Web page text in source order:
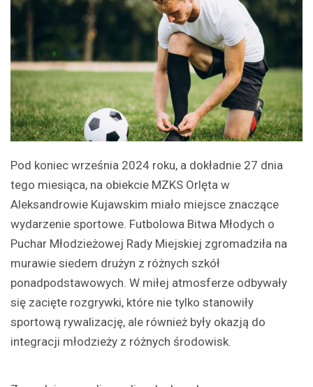
Pod koniec września 2024 roku, a dokładnie 27 dnia
tego miesiąca, na obiekcie MZKS Orlęta w
Aleksandrowie Kujawskim miało miejsce znaczące
wydarzenie sportowe. Futbolowa Bitwa Młodych o
Puchar Młodzieżowej Rady Miejskiej zgromadziła na
murawie siedem drużyn z różnych szkół
ponadpodstawowych. W miłej atmosferze odbywały
się zacięte rozgrywki, które nie tylko stanowiły
sportową rywalizację, ale również były okazją do
integracji młodzieży z różnych środowisk.